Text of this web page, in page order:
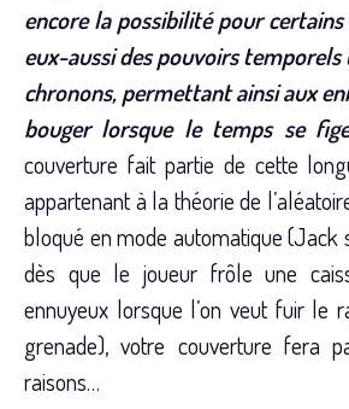
encore la possibilité pour certains
eux-aussi des pouvoirs temporels
chronons, permettant ainsi aux
bouger lorsque le temps se
couverture fait partie de cette
appartenant à la théorie de
bloqué en mode automatique (Jack
dès que le joueur frôle une
ennuyeux lorsque l’on veut fuir le
grenade), votre couverture fera
raisons…